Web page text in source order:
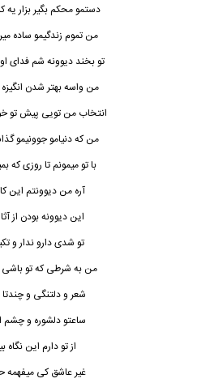
دستمو محکم بگیر بزار یه
من تموم زندگیمو ساده
تو بخند دیوونه شم فدای
من واسه بهتر شدن انگیزه
انتخاب من تویی پیش تو
من که دنیامو جوونیمو
با تو میمونم تا روزی که
آره من دیوونتم این
این دیوونه بودن از
تو شدی دارو ندار و
من به شرطی که تو باشی
شعر و دلتنگی و چندتا
ساعتو دلشوره و چشم
از تو دارم این نگاه
غیر عاشق کی میفهمه